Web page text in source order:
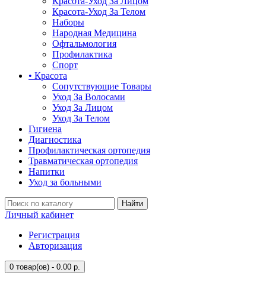
Красота-Уход За Телом
Наборы
Народная Медицина
Офтальмология
Профилактика
Спорт
• Красота
Сопутствующие Товары
Уход За Волосами
Уход За Лицом
Уход За Телом
Гигиена
Диагностика
Профилактическая ортопедия
Травматическая ортопедия
Напитки
Уход за больными
Найти
Личный кабинет
Регистрация
Авторизация
0 товар(ов) - 0.00 р.